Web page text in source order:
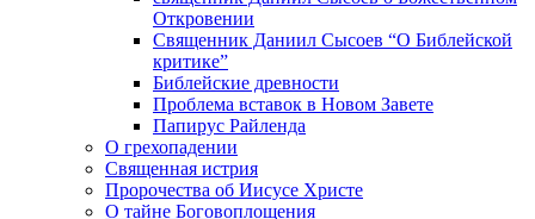
Откровении
Священник Даниил Сысоев “О Библейской
критике”
Библейские древности
Проблема вставок в Новом Завете
Папирус Райленда
О грехопадении
Священная истрия
Пророчества об Иисусе Христе
О тайне Боговоплощения